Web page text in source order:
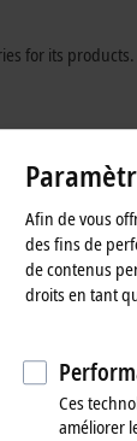
for its
Afin de vous
des fins de
de contenus
droits en tant
Ces
améliorer